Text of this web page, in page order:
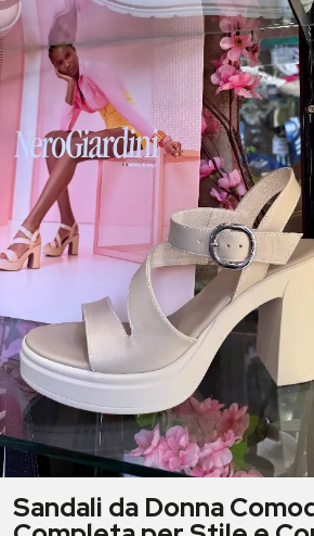
Sandali da Donna